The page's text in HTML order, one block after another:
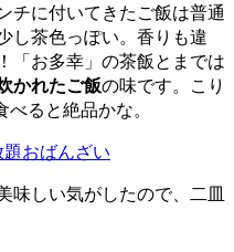
チに付いてきたご飯は普通
し茶色っぽい。香りも違
「お多幸」の茶飯とまでは
かれたご飯の味です。こり
ると絶品かな。
味しい気がしたので、二皿